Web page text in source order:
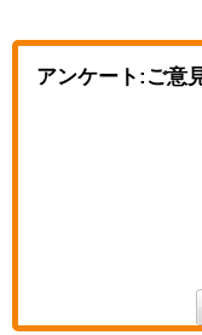
アンケート:ご意